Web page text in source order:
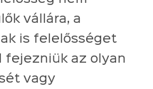
vállára, a
is felelősséget
fejezniük az olyan
vagy